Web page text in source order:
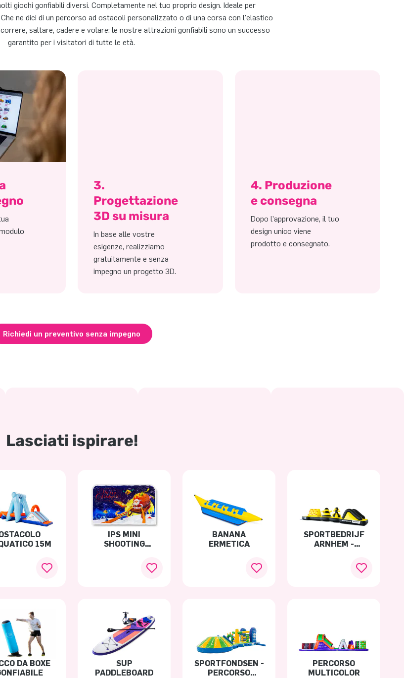
giochi gonfiabili diversi. Completamente nel tuo proprio design. Ideale per
ne dici di un percorso ad ostacoli personalizzato o di una corsa con l'elastico
saltare, cadere e volare: le nostre attrazioni gonfiabili sono un successo
garantito per i visitatori di tutte le età.
3.
Progettazione
3D su misura
In base alle vostre
esigenze, realizziamo
gratuitamente e senza
impegno un progetto 3D.
4. Produzione
e consegna
Dopo l’approvazione, il tuo
design unico viene
prodotto e consegnato.
Richiedi un preventivo senza impegno
Lasciati ispirare!
15M
IPS MINI
SHOOTING
BANANA
ERMETICA
SPORTBEDRIJF
ARNHEM -
DA BOXE
SUP
PADDLEBOARD
SPORTFONDSEN -
PERCORSO
PERCORSO
MULTICOLOR